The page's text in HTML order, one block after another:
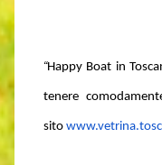
“Happy Boat in
tenere
sito